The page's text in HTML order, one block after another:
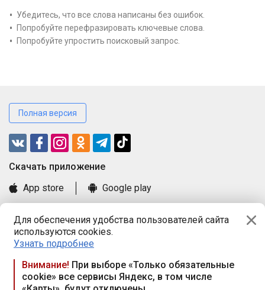
Для обеспечения удобства пользователей сайта
используются cookies.
Узнать подробнее
Внимание! При выборе «Только обязательные
cookie» все сервисы Яндекс, в том числе
Убедитесь, что все слова написаны без ошибок.
Попробуйте перефразировать ключевые слова.
Попробуйте упростить поисковый запрос.
Полная версия
Cкачать приложение
App store
Google play
Книга замечаний и предложений
Правила и документы
Praca.by © 2000—2026, ООО «ПРАЦА БАЙ»
Республика Беларусь, 220114, г. Минск, пр-т Независимости
117а, пом. № 9.